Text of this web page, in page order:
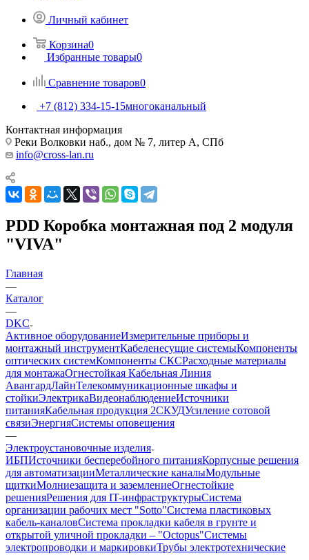
Личный кабинет
Корзина0
Избранные товары0
Сравнение товаров0
+7 (812) 334-15-15многоканальный
Контактная информация
Реки Волковки наб., дом № 7, литер А, СПб
info@cross-lan.ru
PDD Коробка монтажная под 2 модуля
"VIVA"
Главная
—
Каталог
—
DKC
Активное оборудованиеИзмерительные приборы и
монтажный инструментКабеленесущие системыКомпоненты
оптических системКомпоненты СКСРасходные материалы
для монтажаОгнестойкая Кабельная Линия
АвангардЛайнТелекоммуникационные шкафы и
стойкиЭлектрикаВидеонаблюдениеИсточники
питанияКабельная продукция 2СКУДУсиление сотовой
связиЭнергияСистемы оповещения
—
Электроустановочные изделия
ИБПИсточники бесперебойного питанияКорпусные решения
для автоматизацииМеталлические каналыМодульные
щиткиМолниезащита и заземлениеОгнестойкие
решенияРешения для IT-инфраструктурыСистема
организации рабочих мест "Sotto"Система пластиковых
кабель-каналовСистема прокладки кабеля в грунте и
открытой уличной прокладки – "Octopus"Системы
электропроводки и маркировкиТрубы электротехнические